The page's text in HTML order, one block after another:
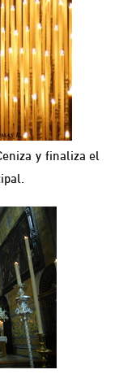
y finaliza el